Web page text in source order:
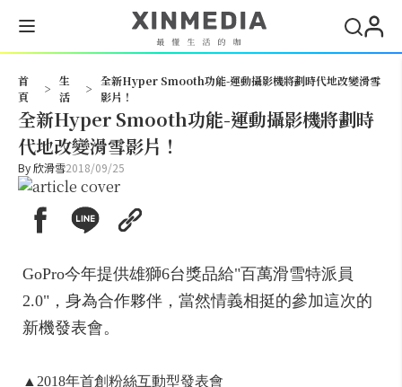
首
頁
>
生
活
>
全新Hyper Smooth功能-運動攝影機將劃時代地改變滑雪
影片！
全新Hyper Smooth功能-運動攝影機將劃時
代地改變滑雪影片！
By欣滑雪2018/09/25
GoPro今年提供雄獅6台獎品給"百萬滑雪特派員
2.0"，身為合作夥伴，當然情義相挺的參加這次的
新機發表會。
▲2018年首創粉絲互動型發表會